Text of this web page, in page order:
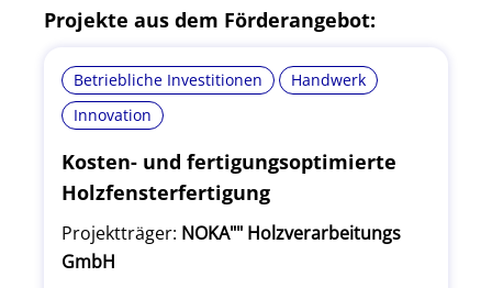
Projekte aus dem Förderangebot:
Betriebliche Investitionen
Handwerk
Innovation
Kosten- und fertigungsoptimierte
Holzfensterfertigung
Projektträger: NOKA"" Holzverarbeitungs
GmbH